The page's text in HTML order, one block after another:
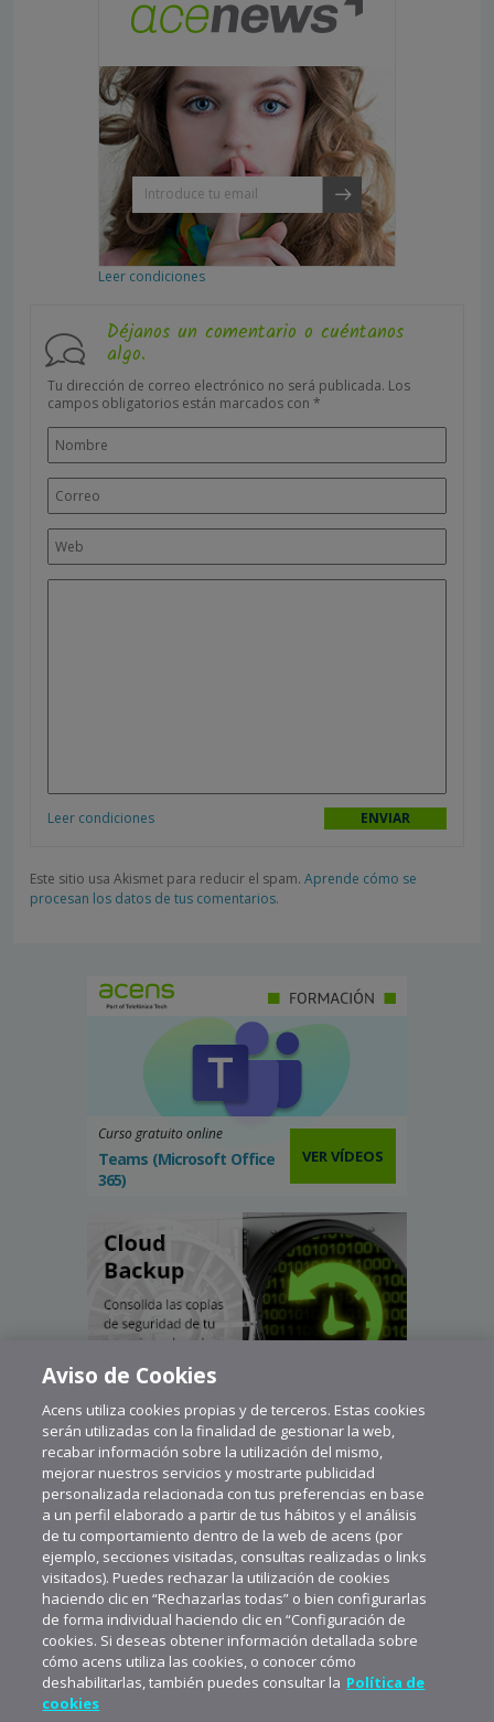
Leer condiciones
Déjanos un comentario o cuéntanos
algo.
Tu dirección de correo electrónico no será publicada. Los
campos obligatorios están marcados con *
Leer condiciones
Este sitio usa Akismet para reducir el spam. Aprende cómo se
procesan los datos de tus comentarios.
Curso gratuito online
Teams (Microsoft Office
365)
VER VÍDEOS
Aviso de Cookies
Acens utiliza cookies propias y de terceros. Estas cookies
serán utilizadas con la finalidad de gestionar la web,
recabar información sobre la utilización del mismo,
mejorar nuestros servicios y mostrarte publicidad
personalizada relacionada con tus preferencias en base
a un perfil elaborado a partir de tus hábitos y el análisis
de tu comportamiento dentro de la web de acens (por
ejemplo, secciones visitadas, consultas realizadas o links
visitados). Puedes rechazar la utilización de cookies
haciendo clic en “Rechazarlas todas” o bien configurarlas
de forma individual haciendo clic en “Configuración de
cookies. Si deseas obtener información detallada sobre
cómo acens utiliza las cookies, o conocer cómo
deshabilitarlas, también puedes consultar la Política de
cookies